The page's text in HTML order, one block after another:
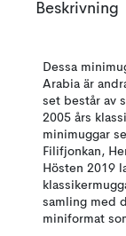
Beskrivning
Dessa
Arabia är
set består av
2005 års
minimuggar
Filifjonkan,
Hösten 2019
samling med
miniformat